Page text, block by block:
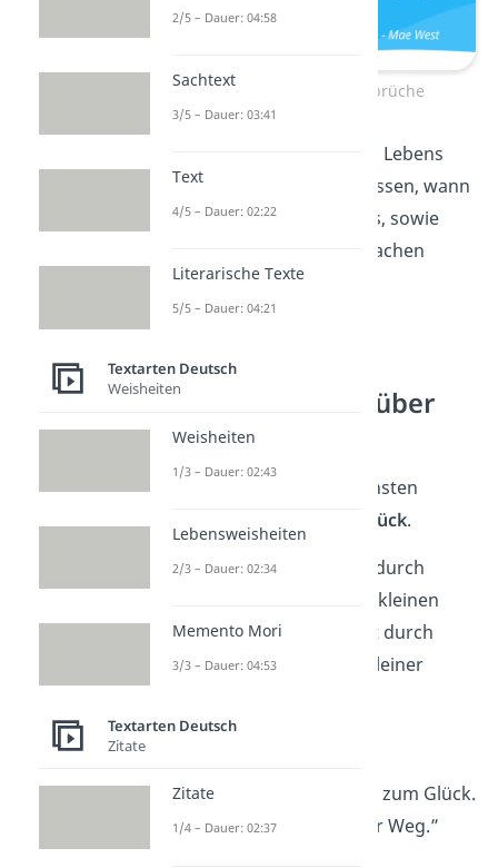
Weise Lebenssprüche
„Das Geheimnis des Lebens
besteht darin, zu wissen, wann
manaufhören
muss, sowie
wann man weitermachen
muss.”
—Dolly Parton
Weise Sprüche über
das Glück
Hier siehst du die schönsten
Glück.
„Glück entsteht oft durch
in kleinen
Dingen, Unglück oft durch
Vernachlässigung kleiner
—Wilhelm Busch
„Es gibt keinen Weg zum Glück.
Glücklichsein
ist der Weg.”
2/5 – Dauer: 04:58
Sachtext
3/5 – Dauer: 03:41
Text
4/5 – Dauer: 02:22
Literarische Texte
5/5 – Dauer: 04:21
Textarten Deutsch
Weisheiten
Weisheiten
1/3 – Dauer: 02:43
Lebensweisheiten
2/3 – Dauer: 02:34
Memento Mori
3/3 – Dauer: 04:53
Textarten Deutsch
Zitate
Zitate
1/4 – Dauer: 02:37